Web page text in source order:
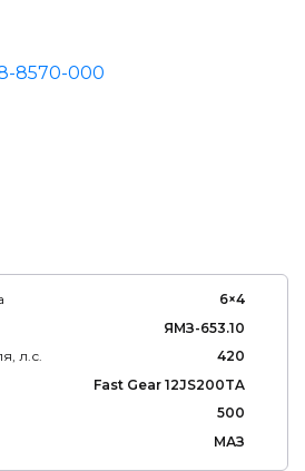
6×4
ЯМЗ-653.10
л.с.
420
Fast Gear 12JS200TA
500
МАЗ